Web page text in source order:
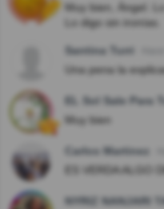
Muy bien, Ángel.
Lo digo sin ironías.
Santina Turri
Una pena la
EL Sol Sale Para
Muy bien
Carlos Martinez
ES VERDA ALGO
NYRIZ NANJARI